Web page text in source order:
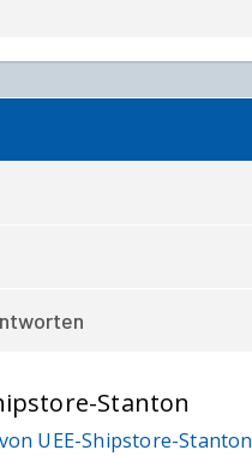
Stanton
UEE-Shipstore-Stanton